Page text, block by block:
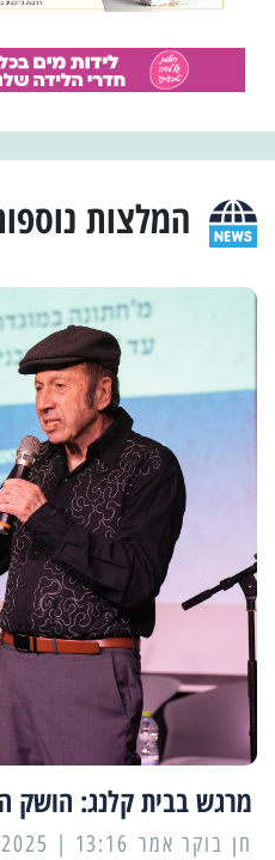
המלצות
מרגש בבית קלנג: הושק
13:16 | 31/03/2025